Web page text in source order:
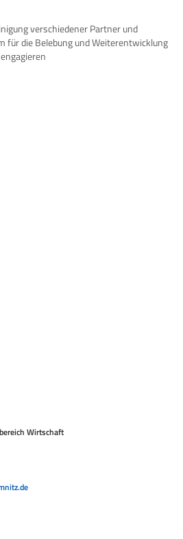
verschiedener Partner und
für die Belebung und Weiterentwicklung
Wirtschaft